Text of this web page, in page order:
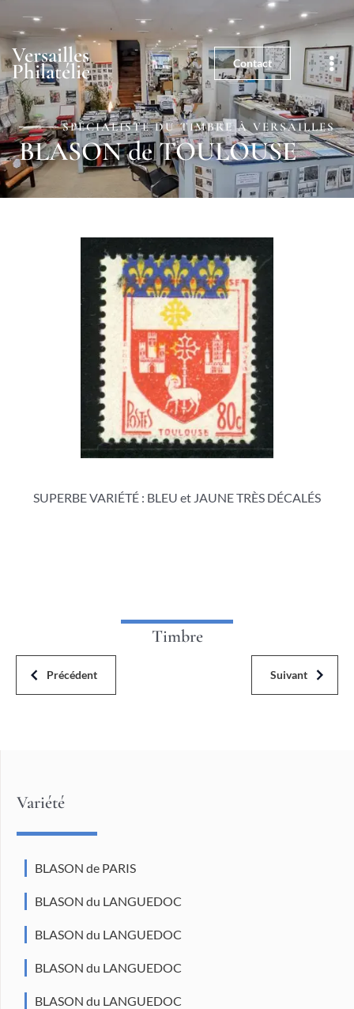
5, rue de la Paroisse - 78000
Versailles
Versailles
Philatélie Contact
SPÉCIALISTE DU TIMBRE À VERSAILLES
BLASON de TOULOUSE
SUPERBE VARIÉTÉ : BLEU et JAUNE TRÈS DÉCALÉS
Précédent Suivant
Timbre
Variété
BLASON de PARIS
BLASON du LANGUEDOC
BLASON du LANGUEDOC
BLASON du LANGUEDOC
BLASON du LANGUEDOC